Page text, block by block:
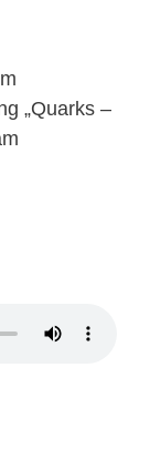
„Quarks –